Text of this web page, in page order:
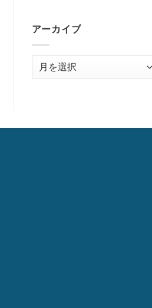
アーカイブ
ー